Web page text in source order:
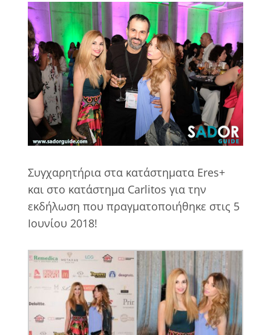
View
Larger
Image
Συγχαρητήρια στα κατάστηματα Eres+
και στο κατάστημα Carlitos για την
εκδήλωση που πραγματοποιήθηκε στις 5
Ιουνίου 2018!